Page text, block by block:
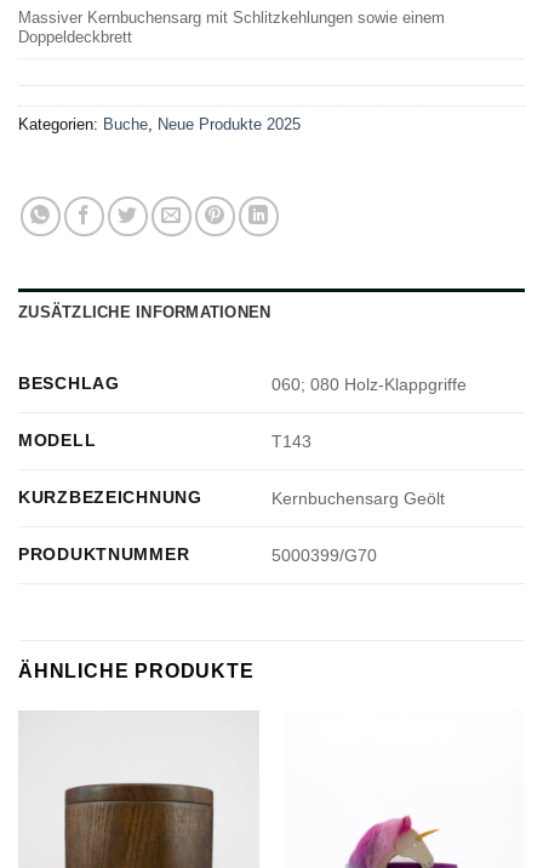
Massiver Kernbuchensarg mit Schlitzkehlungen sowie einem
Doppeldeckbrett
Kategorien: Buche Neue Produkte 2025
ZUSÄTZLICHE INFORMATIONEN
BESCHLAG 060; 080 Holz-Klappgriffe
MODELL T143
KURZBEZEICHNUNG Kernbuchensarg Geölt
PRODUKTNUMMER 5000399/G70
ÄHNLICHE PRODUKTE